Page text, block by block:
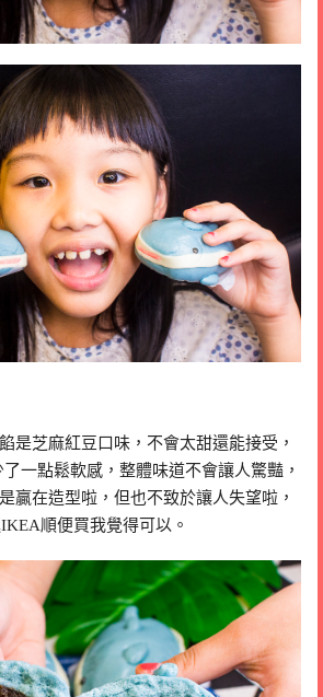
是芝麻紅豆口味，不會太甜還能接受，
一點鬆軟感，整體味道不會讓人驚豔，
贏在造型啦，但也不致於讓人失望啦，
順便買我覺得可以。